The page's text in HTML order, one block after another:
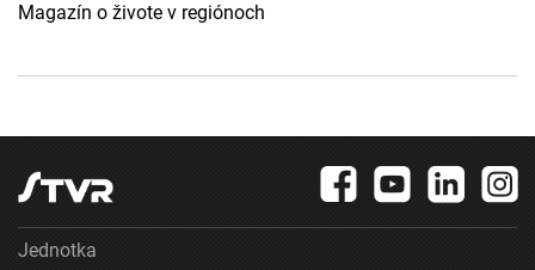
Magazín o živote v regiónoch
Jednotka